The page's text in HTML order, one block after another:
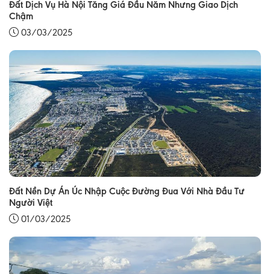
Đất Dịch Vụ Hà Nội Tăng Giá Đầu Năm Nhưng Giao Dịch
Chậm
03/03/2025
Đất Nền Dự Án Úc Nhập Cuộc Đường Đua Với Nhà Đầu Tư
Người Việt
01/03/2025